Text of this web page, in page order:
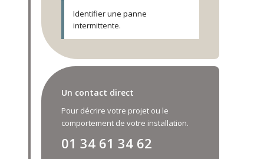
Identifier une panne
intermittente.
Un contact direct
Pour décrire votre projet ou le
comportement de votre installation.
01 34 61 34 62